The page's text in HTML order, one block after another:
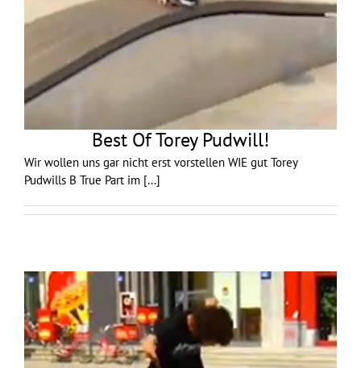
Best Of Torey Pudwill!
Wir wollen uns gar nicht erst vorstellen WIE gut Torey
Pudwills B True Part im [...]